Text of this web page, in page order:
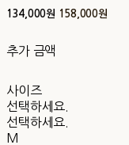
134,000원 158,000원
추가 금액
사이즈
선택하세요.
선택하세요.
M